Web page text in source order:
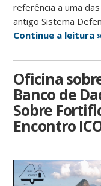
referência a uma
antigo Sistema
Continue a leitura
Oficina
Banco de
Sobre
Encontro